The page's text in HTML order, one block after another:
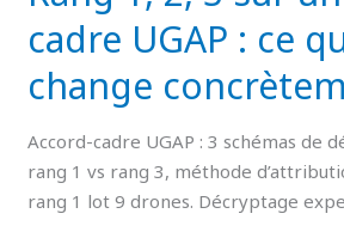
cadre UGAP : ce
change
Accord-cadre UGAP : 3 schémas de
rang 1 vs rang 3, méthode
rang 1 lot 9 drones. Décryptage
que
ça
change
concrètement